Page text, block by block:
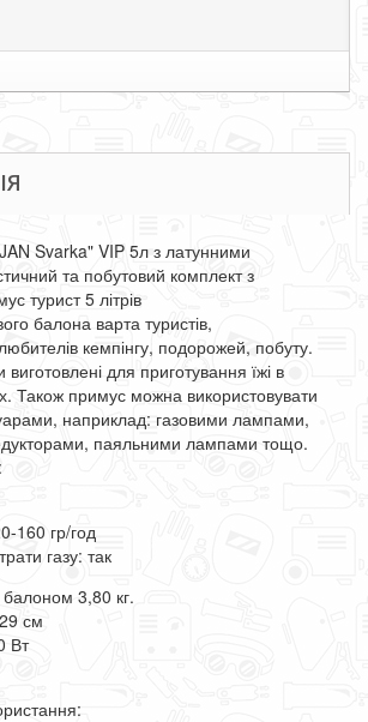
Svarka" VIP 5л з латунними
та побутовий комплект з
турист 5 літрів
балона варта туристів,
кемпінгу, подорожей, побуту.
виготовлені для приготування їжі в
Також примус можна використовувати
наприклад: газовими лампами,
паяльними лампами тощо.
160 гр/год
газу: так
3,80 ​​кг.
см
Вт